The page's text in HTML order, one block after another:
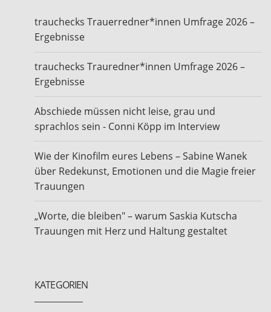
trauchecks Trauerredner*innen Umfrage 2026 –
Ergebnisse
trauchecks Trauredner*innen Umfrage 2026 –
Ergebnisse
Abschiede müssen nicht leise, grau und
sprachlos sein - Conni Köpp im Interview
Wie der Kinofilm eures Lebens – Sabine Wanek
über Redekunst, Emotionen und die Magie freier
Trauungen
„Worte, die bleiben" – warum Saskia Kutscha
Trauungen mit Herz und Haltung gestaltet
KATEGORIEN